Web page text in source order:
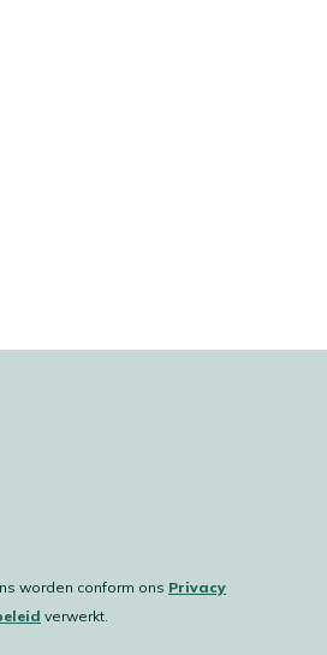
worden conform ons Privacy
verwerkt.